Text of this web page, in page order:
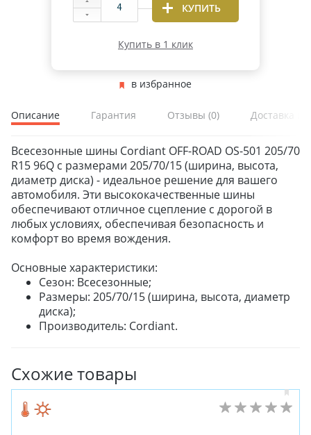
КУПИТЬ
Купить в 1 клик
в избранное
Описание Гарантия Отзывы (0) Доставка и
Всесезонные шины Cordiant OFF-ROAD OS-501 205/70
R15 96Q с размерами 205/70/15 (ширина, высота,
диаметр диска) - идеальное решение для вашего
автомобиля. Эти высококачественные шины
обеспечивают отличное сцепление с дорогой в
любых условиях, обеспечивая безопасность и
комфорт во время вождения.
Основные характеристики:
Сезон: Всесезонные;
Размеры: 205/70/15 (ширина, высота, диаметр
диска);
Производитель: Cordiant.
Схожие товары